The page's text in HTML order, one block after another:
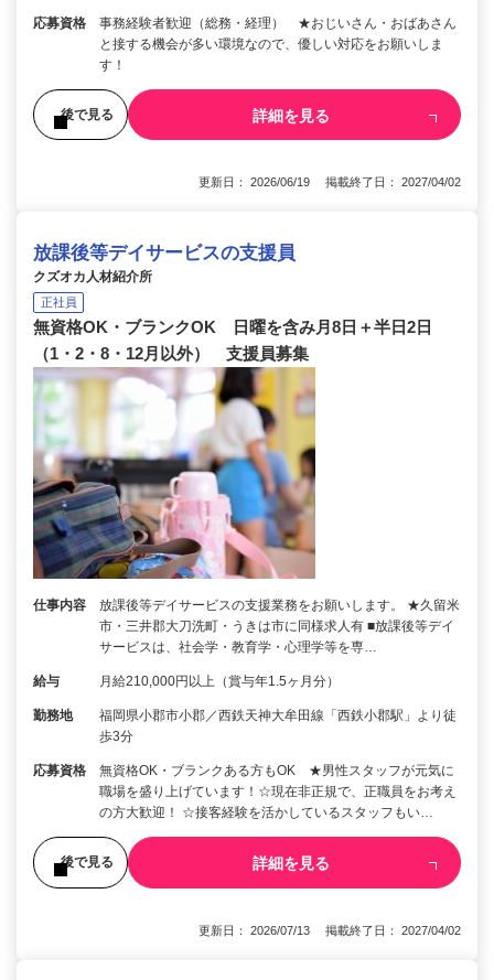
応募資格
事務経験者歓迎（総務・経理） ★おじいさん・おばあさん
と接する機会が多い環境なので、優しい対応をお願いしま
す！
後で見る 詳細を見る
更新日： 2026/06/19 掲載終了日： 2027/04/02
放課後等デイサービスの支援員
クズオカ人材紹介所
正社員
無資格OK・ブランクOK 日曜を含み月8日＋半日2日
（1・2・8・12月以外） 支援員募集
仕事内容
放課後等デイサービスの支援業務をお願いします。 ★久留米
市・三井郡大刀洗町・うきは市に同様求人有 ■放課後等デイ
サービスは、社会学・教育学・心理学等を専…
給与 月給210,000円以上（賞与年1.5ヶ月分）
勤務地
福岡県小郡市小郡／西鉄天神大牟田線「西鉄小郡駅」より徒
歩3分
応募資格
無資格OK・ブランクある方もOK ★男性スタッフが元気に
職場を盛り上げています！☆現在非正規で、正職員をお考え
の方大歓迎！ ☆接客経験を活かしているスタッフもい…
後で見る 詳細を見る
更新日： 2026/07/13 掲載終了日： 2027/04/02